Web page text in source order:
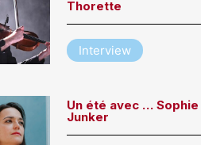
Thorette
Interview
Un été avec … Sophie
Junker